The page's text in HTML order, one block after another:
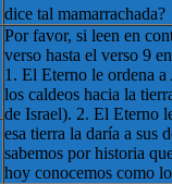
dice tal mamarrachada?
Por favor, si leen en
verso hasta el verso 9
1. El Eterno le ordena
los caldeos hacia la
de Israel). 2. El Eterno
esa tierra la daría a sus
sabemos por historia
hoy conocemos como